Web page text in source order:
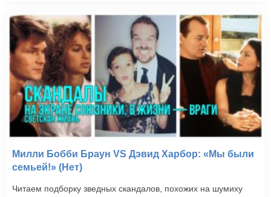
Милли Бобби Браун VS Дэвид Харбор: «Мы были
семьей!» (Нет)
Читаем подборку зведных скандалов, похожих на шумиху